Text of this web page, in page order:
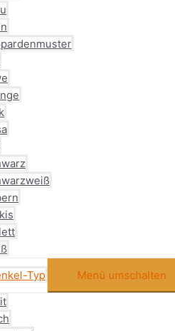
Typ
Menü umschalten